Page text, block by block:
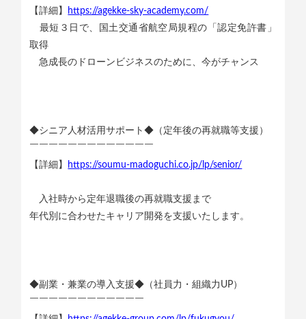
【詳細】
https://agekke-sky-academy.com/
最短３日で、国土交通省航空局規程の「認定免許書」
取得
急成長のドローンビジネスのために、今がチャンス
◆シニア人材活用サポート◆（定年後の再就職等支援）
￣￣￣￣￣￣￣￣￣￣￣￣￣
【詳細】
https://soumu-madoguchi.co.jp/lp/senior/
入社時から定年退職後の再就職支援まで
年代別に合わせたキャリア開発を支援いたします。
◆副業・兼業の導入支援◆（社員力・組織力UP）
￣￣￣￣￣￣￣￣￣￣￣￣